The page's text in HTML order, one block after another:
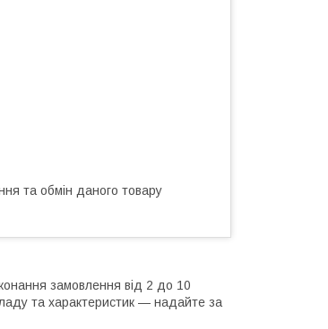
та обмін даного товару
замовлення від 2 до 10
та характеристик — надайте за